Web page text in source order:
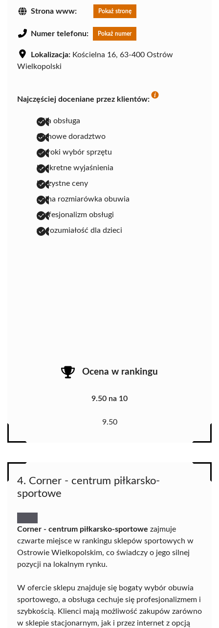
Strona www: Pokaż stronę
Numer telefonu: Pokaż numer
Lokalizacja: Kościelna 16, 63-400 Ostrów
Wielkopolski
Najczęściej doceniane przez klientów:
miła obsługa
fachowe doradztwo
szeroki wybór sprzętu
konkretne wyjaśnienia
korzystne ceny
pełna rozmiarówka obuwia
profesjonalizm obsługi
wyrozumiałość dla dzieci
Ocena w rankingu
9.50 na 10
9.50
4. Corner - centrum piłkarsko-
sportowe
Corner - centrum piłkarsko-sportowe zajmuje
czwarte miejsce w rankingu sklepów sportowych w
Ostrowie Wielkopolskim, co świadczy o jego silnej
pozycji na lokalnym rynku.
W ofercie sklepu znajduje się bogaty wybór obuwia
sportowego, a obsługa cechuje się profesjonalizmem i
szybkością. Klienci mają możliwość zakupów zarówno
w sklepie stacjonarnym, jak i przez internet z opcją